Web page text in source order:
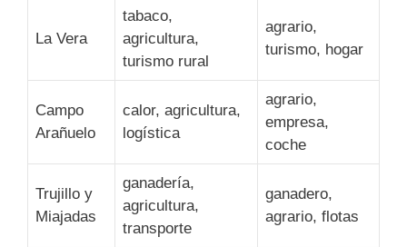
La Vera
tabaco,
agricultura,
turismo rural
agrario,
turismo, hogar
Campo
Arañuelo
calor, agricultura,
logística
agrario,
empresa,
coche
Trujillo y
Miajadas
ganadería,
agricultura,
transporte
ganadero,
agrario, flotas